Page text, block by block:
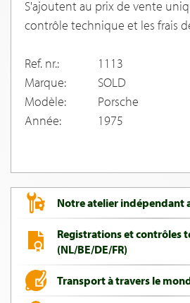
S'ajoutent au prix de vente
contrôle technique et les frais
Ref. nr.:
1113
Marque:
SOLD
Modèle:
Porsche
Année:
1975
Notre atelier indépendant
Registrations et contrôles
(NL/BE/DE/FR)
Transport à travers le